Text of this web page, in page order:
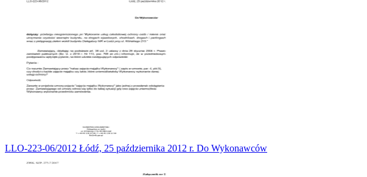
LLO-223-06/2012 Łódź, 25 października 2012 r. Do Wykonawców